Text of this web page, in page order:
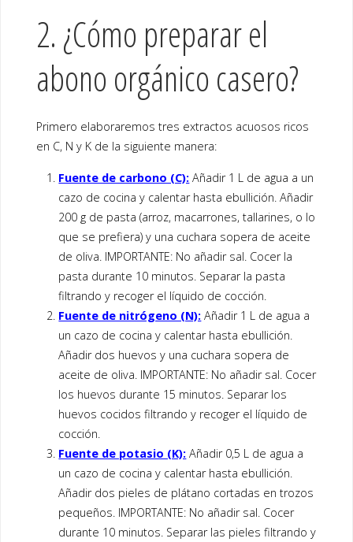
2. ¿Cómo preparar el
abono orgánico casero?
Primero elaboraremos tres extractos acuosos ricos
en C, N y K de la siguiente manera:
Fuente de carbono (C): Añadir 1 L de agua a un
cazo de cocina y calentar hasta ebullición. Añadir
200 g de pasta (arroz, macarrones, tallarines, o lo
que se prefiera) y una cuchara sopera de aceite
de oliva. IMPORTANTE: No añadir sal. Cocer la
pasta durante 10 minutos. Separar la pasta
filtrando y recoger el líquido de cocción.
Fuente de nitrógeno (N): Añadir 1 L de agua a
un cazo de cocina y calentar hasta ebullición.
Añadir dos huevos y una cuchara sopera de
aceite de oliva. IMPORTANTE: No añadir sal. Cocer
los huevos durante 15 minutos. Separar los
huevos cocidos filtrando y recoger el líquido de
cocción.
Fuente de potasio (K): Añadir 0,5 L de agua a
un cazo de cocina y calentar hasta ebullición.
Añadir dos pieles de plátano cortadas en trozos
pequeños. IMPORTANTE: No añadir sal. Cocer
durante 10 minutos. Separar las pieles filtrando y